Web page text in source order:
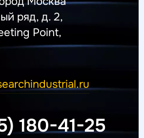
ряд, д. 2,
Point,
180-41-25